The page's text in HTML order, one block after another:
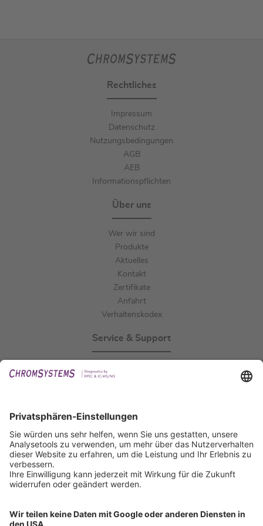
Rechtliches
Impressum
Datenschutz
Nutzungsbedingungen
AGB
AEB
Informationspflichten
Über uns
Wer wir sind
Produkte
Aktuelles
Kontakt
Zertifikate
Anfahrt
Verhaltenskodex
Service & Support
IFU anfordern
Zertifizierungen
ISO 9001 Zertifikat